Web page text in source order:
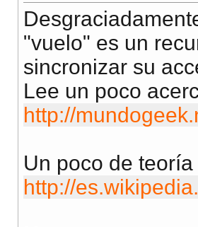
print
"El hilo
"vuelo" es un
sincronizar su
Lee un poco
http://
Un poco de
http://